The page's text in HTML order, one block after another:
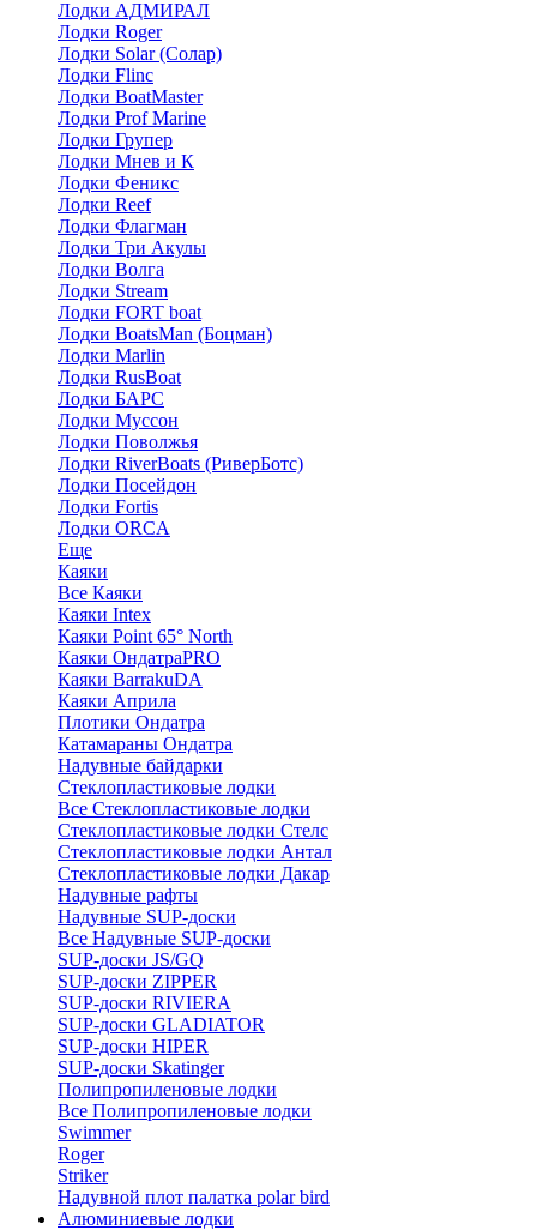
Лодки АДМИРАЛ
Лодки Roger
Лодки Solar (Солар)
Лодки Flinc
Лодки BoatMaster
Лодки Prof Marine
Лодки Групер
Лодки Мнев и К
Лодки Феникс
Лодки Reef
Лодки Флагман
Лодки Три Акулы
Лодки Волга
Лодки Stream
Лодки FORT boat
Лодки BoatsMan (Боцман)
Лодки Marlin
Лодки RusBoat
Лодки БАРС
Лодки Муссон
Лодки Поволжья
Лодки RiverBoats (РиверБотс)
Лодки Посейдон
Лодки Fortis
Лодки ORCA
Еще
Каяки
Все Каяки
Каяки Intex
Каяки Point 65° North
Каяки ОндатраPRO
Каяки BarrakuDA
Каяки Априла
Плотики Ондатра
Катамараны Ондатра
Надувные байдарки
Стеклопластиковые лодки
Все Стеклопластиковые лодки
Стеклопластиковые лодки Стелс
Стеклопластиковые лодки Антал
Стеклопластиковые лодки Дакар
Надувные рафты
Надувные SUP-доски
Все Надувные SUP-доски
SUP-доски JS/GQ
SUP-доски ZIPPER
SUP-доски RIVIERA
SUP-доски GLADIATOR
SUP-доски HIPER
SUP-доски Skatinger
Полипропиленовые лодки
Все Полипропиленовые лодки
Swimmer
Roger
Striker
Надувной плот палатка polar bird
Алюминиевые лодки